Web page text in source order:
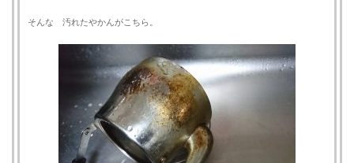
そんな 汚れたやかんがこちら。